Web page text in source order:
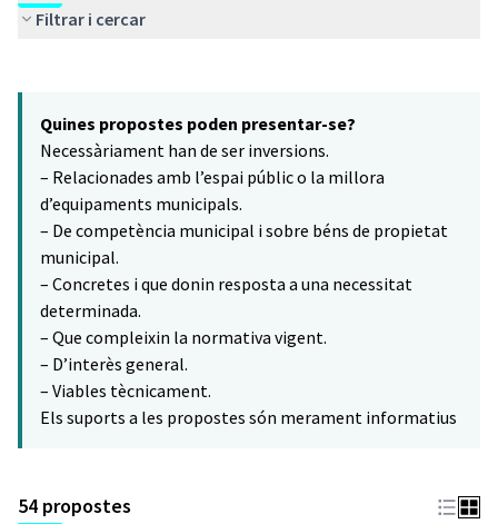
Filtrar i cercar
−
Quines propostes poden presentar-se?
Necessàriament han de ser inversions.
– Relacionades amb l’espai públic o la millora
d’equipaments municipals.
– De competència municipal i sobre béns de propietat
municipal.
– Concretes i que donin resposta a una necessitat
determinada.
– Que compleixin la normativa vigent.
– D’interès general.
– Viables tècnicament.
Els suports a les propostes són merament informatius
54 propostes